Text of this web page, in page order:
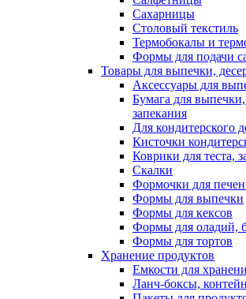
Сахарницы
Столовый текстиль
Термобокалы и
Формы для подачи
Товары для выпечки,
Аксессуары для
Бумага для
запекания
Для кондитерского
Кисточки
Коврики для теста,
Скалки
Формочки для
Формы для выпечки
Формы для кексов
Формы для оладий,
Формы для тортов
Хранение продуктов
Емкости для
Ланч-боксы,